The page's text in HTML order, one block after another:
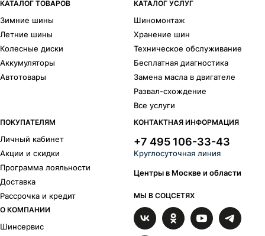
КАТАЛОГ ТОВАРОВ
Зимние шины
Летние шины
Колесные диски
Аккумуляторы
Автотовары
КАТАЛОГ УСЛУГ
Шиномонтаж
Хранение шин
Техническое обслуживание
Бесплатная диагностика
Замена масла в двигателе
Развал-схождение
Все услуги
ПОКУПАТЕЛЯМ
Личный кабинет
Акции и скидки
Программа лояльности
Доставка
Рассрочка и кредит
О КОМПАНИИ
Шинсервис
КОНТАКТНАЯ ИНФОРМАЦИЯ
+7 495 106-33-43
Круглосуточная линия
Центры в Москве и области
МЫ В СОЦСЕТЯХ